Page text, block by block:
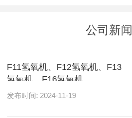
公司新闻
F11氢氧机、F12氢氧机、F13
氢氧机、F16氢氧机
发布时间: 2024-11-19